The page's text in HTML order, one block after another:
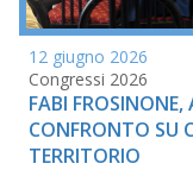
12 giugno 2026
Congressi 2026
FABI FROSINONE,
CONFRONTO SU
TERRITORIO